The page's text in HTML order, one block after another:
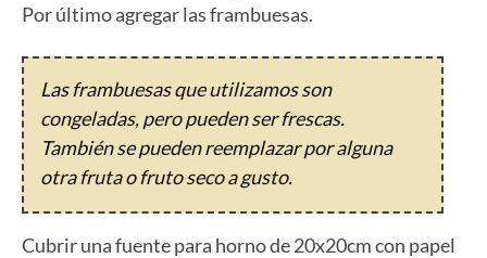
Por último agregar las frambuesas.
Las frambuesas que utilizamos son
congeladas, pero pueden ser frescas.
También se pueden reemplazar por alguna
otra fruta o fruto seco a gusto.
Cubrir una fuente para horno de 20x20cm con papel